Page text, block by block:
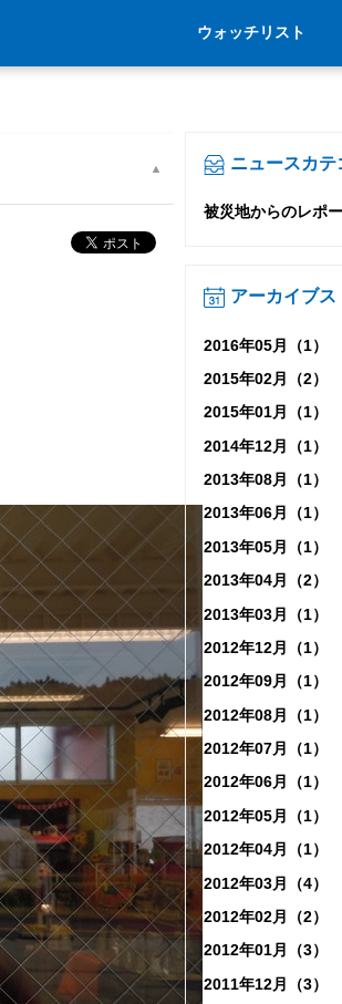
ウォッチリスト
ニュースカテ
被災地からのレポー
アーカイブス
2016年05月（1）
2015年02月（2）
2015年01月（1）
2014年12月（1）
2013年08月（1）
2013年06月（1）
2013年05月（1）
2013年04月（2）
2013年03月（1）
2012年12月（1）
2012年09月（1）
2012年08月（1）
2012年07月（1）
2012年06月（1）
2012年05月（1）
2012年04月（1）
2012年03月（4）
2012年02月（2）
2012年01月（3）
2011年12月（3）